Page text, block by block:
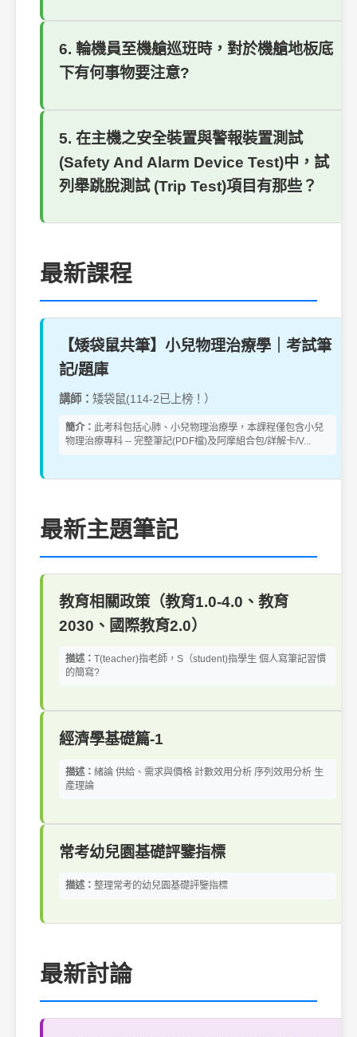
6. 輪機員至機艙巡班時，對於機艙地板底
下有何事物要注意?
5. 在主機之安全裝置與警報裝置測試
(Safety And Alarm Device Test)中，試
列舉跳脫測試 (Trip Test)項目有那些？
最新課程
【矮袋鼠共筆】小兒物理治療學｜考試筆
記/題庫
講師： 矮袋鼠(114-2已上榜！）
簡介： 此考科包括心肺、小兒物理治療學，本課程僅包含小兒
物理治療專科 -- 完整筆記(PDF檔)及阿摩組合包/詳解卡/V...
最新主題筆記
教育相關政策（教育1.0-4.0、教育
2030、國際教育2.0）
描述： T(teacher)指老師，S（student)指學生 個人寫筆記習慣
的簡寫?
經濟學基礎篇-1
描述： 緒論 供給、需求與價格 計數效用分析 序列效用分析 生
產理論
常考幼兒園基礎評鑒指標
描述： 整理常考的幼兒園基礎評鑒指標
最新討論